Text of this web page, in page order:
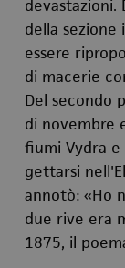
della
essere
di macerie
Del secondo
di novembre
fiumi Vydra
gettarsi
annotò: «Ho
due rive era
1875, il